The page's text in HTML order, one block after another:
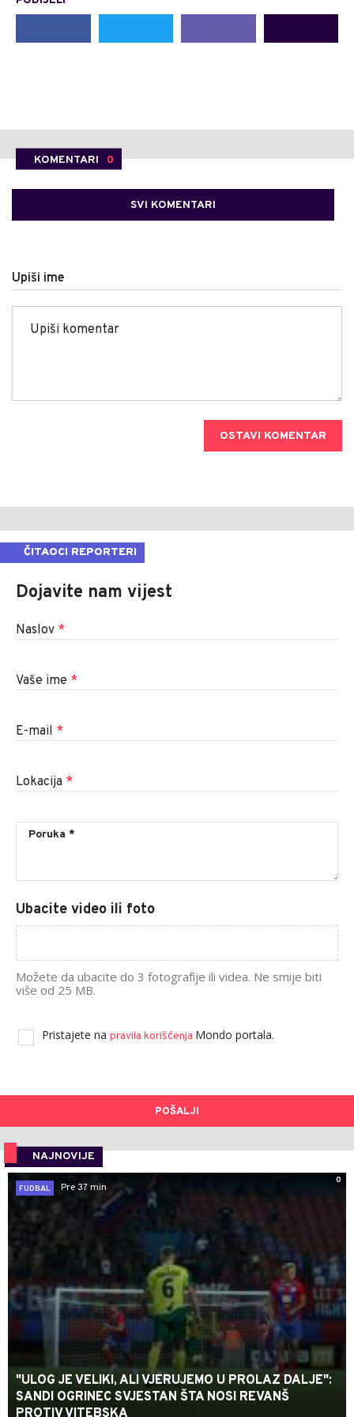
KOMENTARI 0
SVI KOMENTARI
Upiši ime
OSTAVI KOMENTAR
ČITAOCI REPORTERI
Dojavite nam vijest
Naslov *
Vaše ime *
E-mail *
Lokacija *
Ubacite video ili foto
Možete da ubacite do 3 fotografije ili videa. Ne smije biti
više od 25 MB.
Pristajete na pravila korišćenja Mondo portala.
POŠALJI
NAJNOVIJE
0
FUDBAL
Pre 37 min
"ULOG JE VELIKI, ALI VJERUJEMO U PROLAZ DALJE":
SANDI OGRINEC SVJESTAN ŠTA NOSI REVANŠ
PROTIV VITEBSKA